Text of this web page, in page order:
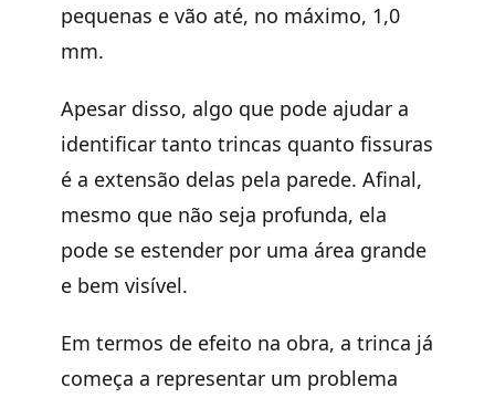
pequenas e vão até, no máximo, 1,0
mm.
Apesar disso, algo que pode ajudar a
identificar tanto trincas quanto fissuras
é a extensão delas pela parede. Afinal,
mesmo que não seja profunda, ela
pode se estender por uma área grande
e bem visível.
Em termos de efeito na obra, a trinca já
começa a representar um problema